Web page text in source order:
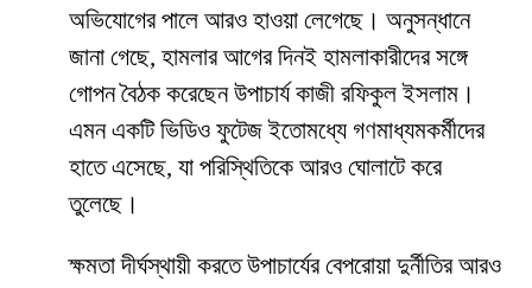
অভিযোগের পালে আরও হাওয়া লেগেছে। অনুসন্ধানে
জানা গেছে, হামলার আগের দিনই হামলাকারীদের সঙ্গে
গোপন বৈঠক করেছেন উপাচার্য কাজী রফিকুল ইসলাম।
এমন একটি ভিডিও ফুটেজ ইতোমধ্যে গণমাধ্যমকর্মীদের
হাতে এসেছে, যা পরিস্থিতিকে আরও ঘোলাটে করে
তুলেছে।
​ক্ষমতা দীর্ঘস্থায়ী করতে উপাচার্যের বেপরোয়া দুর্নীতির আরও